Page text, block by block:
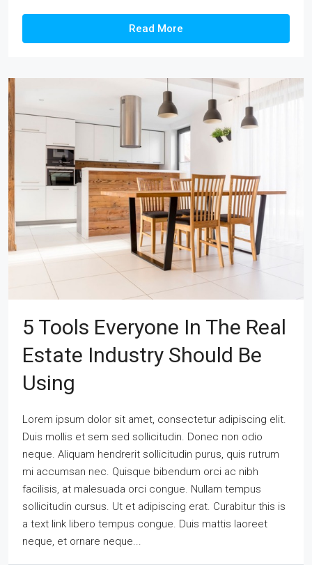
Read More
5 Tools Everyone In The Real
Estate Industry Should Be
Using
Lorem ipsum dolor sit amet, consectetur adipiscing elit.
Duis mollis et sem sed sollicitudin. Donec non odio
neque. Aliquam hendrerit sollicitudin purus, quis rutrum
mi accumsan nec. Quisque bibendum orci ac nibh
facilisis, at malesuada orci congue. Nullam tempus
sollicitudin cursus. Ut et adipiscing erat. Curabitur this is
a text link libero tempus congue. Duis mattis laoreet
neque, et ornare neque...